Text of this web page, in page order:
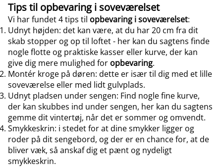
Tips til opbevaring i soveværelset
Vi har fundet 4 tips til opbevaring i soveværelset:
Udnyt højden: det kan være, at du har 20 cm fra dit
skab stopper og op til loftet - her kan du sagtens finde
nogle flotte og praktiske kasser eller kurve, der kan
give dig mere mulighed for opbevaring.
Montér kroge på døren: dette er især til dig med et lille
soveværelse eller med lidt gulvplads.
Udnyt pladsen under sengen: Find nogle fine kurve,
der kan skubbes ind under sengen, her kan du sagtens
gemme dit vintertøj, når det er sommer og omvendt.
Smykkeskrin: i stedet for at dine smykker ligger og
roder på dit sengebord, og der er en chance for, at de
bliver væk, så anskaf dig et pænt og nydeligt
smykkeskrin.